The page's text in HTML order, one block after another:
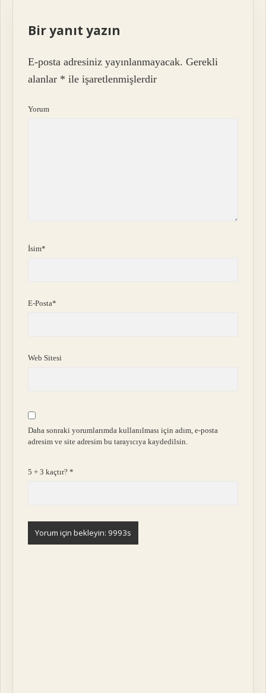
Bir yanıt yazın
E-posta adresiniz yayınlanmayacak. Gerekli
alanlar * ile işaretlenmişlerdir
Yorum
İsim*
E-Posta*
Web Sitesi
Daha sonraki yorumlarımda kullanılması için adım, e-posta
adresim ve site adresim bu tarayıcıya kaydedilsin.
5 + 3 kaçtır?*